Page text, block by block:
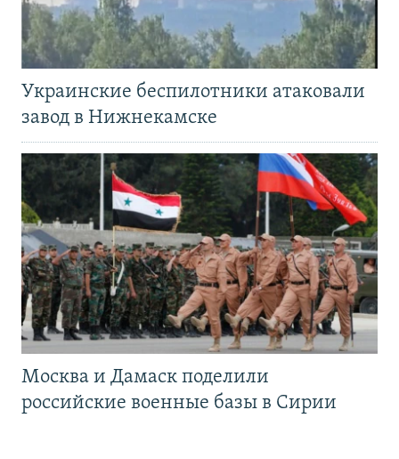
Украинские беспилотники атаковали
завод в Нижнекамске
Москва и Дамаск поделили
российские военные базы в Сирии